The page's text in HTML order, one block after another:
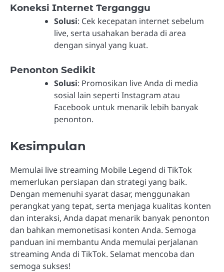
Koneksi Internet Terganggu
Solusi: Cek kecepatan internet sebelum
live, serta usahakan berada di area
dengan sinyal yang kuat.
Penonton Sedikit
Solusi: Promosikan live Anda di media
sosial lain seperti Instagram atau
Facebook untuk menarik lebih banyak
penonton.
Kesimpulan
Memulai live streaming Mobile Legend di TikTok
memerlukan persiapan dan strategi yang baik.
Dengan memenuhi syarat dasar, menggunakan
perangkat yang tepat, serta menjaga kualitas konten
dan interaksi, Anda dapat menarik banyak penonton
dan bahkan memonetisasi konten Anda. Semoga
panduan ini membantu Anda memulai perjalanan
streaming Anda di TikTok. Selamat mencoba dan
semoga sukses!